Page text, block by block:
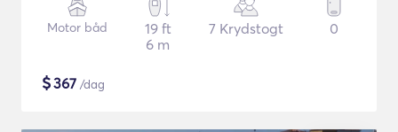
Motor båd
19 ft
6 m
7 Krydstogt 0
$367 /dag